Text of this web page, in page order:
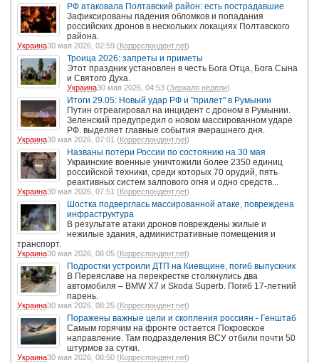
РФ атаковала Полтавский район: есть пострадавшие
Зафиксированы падения обломков и попадания
российских дронов в нескольких локациях Полтавского
района.
Украина30 мая 2026, 02:59 (Корреспондент.net)
Троица 2026: запреты и приметы
Этот праздник установлен в честь Бога Отца, Бога Сына
и Святого Духа.
Украина30 мая 2026, 04:53 (Зеркало недели)
Итоги 29.05: Новый удар РФ и "прилет" в Румынии
Путин отреагировал на инцидент с дроном в Румынии.
Зеленский предупредил о новом массированном ударе
РФ. выделяет главные события вчерашнего дня.
Украина30 мая 2026, 07:01 (Корреспондент.net)
Названы потери России по состоянию на 30 мая
Украинские военные уничтожили более 2350 единиц
российской техники, среди которых 70 орудий, пять
реактивных систем залпового огня и одно средств...
Украина30 мая 2026, 07:51 (Корреспондент.net)
Шостка подверглась массированной атаке, повреждена
инфраструктура
В результате атаки дронов повреждены жилые и
нежилые здания, административные помещения и
транспорт.
Украина30 мая 2026, 08:05 (Корреспондент.net)
Подростки устроили ДТП на Киевщине, погиб выпускник
В Переяславе на перекрестке столкнулись два
автомобиля – BMW X7 и Skoda Superb. Погиб 17-летний
парень.
Украина30 мая 2026, 08:25 (Корреспондент.net)
Поражены важные цели и скопления россиян - Генштаб
Самым горячим на фронте остается Покровское
направление. Там подразделения ВСУ отбили почти 50
штурмов за сутки.
Украина30 мая 2026, 08:50 (Корреспондент.net)